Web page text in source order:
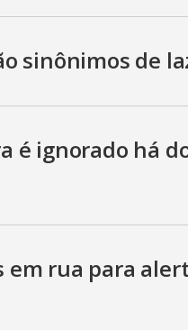
sinônimos de
é ignorado há
rua para